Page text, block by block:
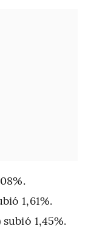
1,61%.
subió 1,45%.